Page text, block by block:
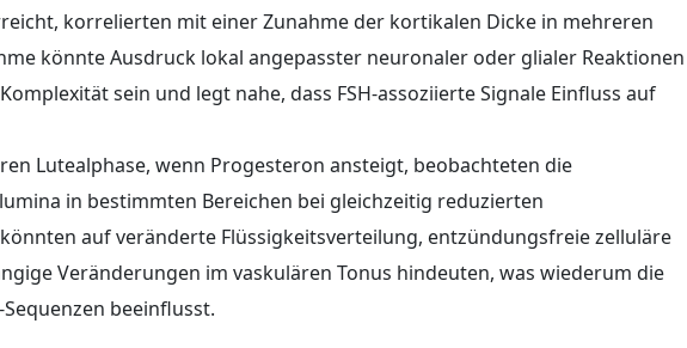
korrelierten mit einer Zunahme der kortikalen Dicke in mehreren
könnte Ausdruck lokal angepasster neuronaler oder glialer Reaktionen
sein und legt nahe, dass FSH-assoziierte Signale Einfluss auf
Lutealphase, wenn Progesteron ansteigt, beobachteten die
in bestimmten Bereichen bei gleichzeitig reduzierten
auf veränderte Flüssigkeitsverteilung, entzündungsfreie zelluläre
Veränderungen im vaskulären Tonus hindeuten, was wiederum die
beeinflusst.